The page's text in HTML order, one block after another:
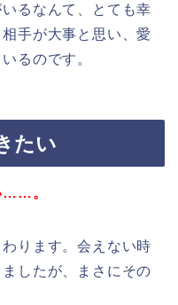
るなんて、とても幸
手が大事と思い、愛
るのです。
たい
……。
ります。会えない時
したが、まさにその